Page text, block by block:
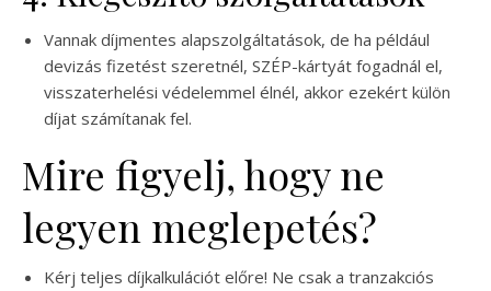
Vannak díjmentes alapszolgáltatások, de ha például
devizás fizetést szeretnél, SZÉP-kártyát fogadnál el,
visszaterhelési védelemmel élnél, akkor ezekért külön
díjat számítanak fel.
Mire figyelj, hogy ne
legyen meglepetés?
Kérj teljes díjkalkulációt előre! Ne csak a tranzakciós